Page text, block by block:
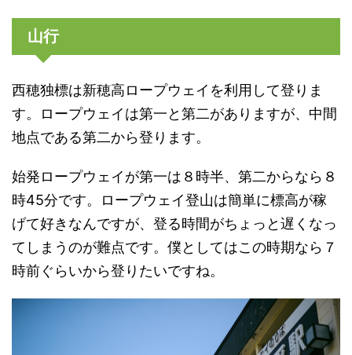
山行
西穂独標は新穂高ロープウェイを利用して登りま
す。ロープウェイは第一と第二がありますが、中間
地点である第二から登ります。
始発ロープウェイが第一は８時半、第二からなら８
時45分です。ロープウェイ登山は簡単に標高が稼
げて好きなんですが、登る時間がちょっと遅くなっ
てしまうのが難点です。僕としてはこの時期なら７
時前ぐらいから登りたいですね。